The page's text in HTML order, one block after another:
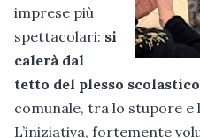
imprese più
spettacolari: si
calerà dal
tetto del plesso
comunale, tra lo stupore e
L’iniziativa, fortemente